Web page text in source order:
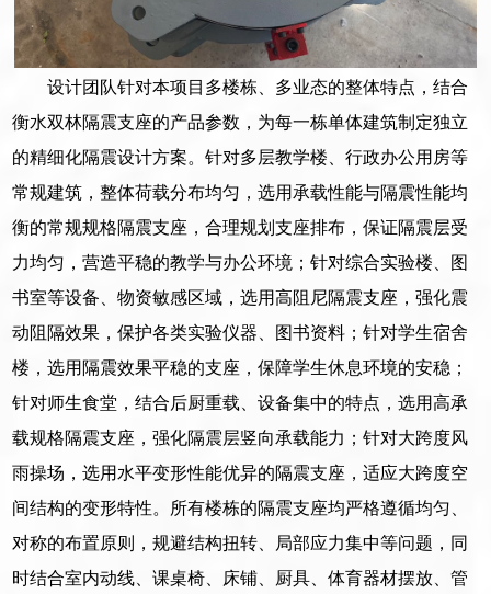
设计团队针对本项目多楼栋、多业态的整体特点，结合
衡水双林隔震支座的产品参数，为每一栋单体建筑制定独立
的精细化隔震设计方案。针对多层教学楼、行政办公用房等
常规建筑，整体荷载分布均匀，选用承载性能与隔震性能均
衡的常规规格隔震支座，合理规划支座排布，保证隔震层受
力均匀，营造平稳的教学与办公环境；针对综合实验楼、图
书室等设备、物资敏感区域，选用高阻尼隔震支座，强化震
动阻隔效果，保护各类实验仪器、图书资料；针对学生宿舍
楼，选用隔震效果平稳的支座，保障学生休息环境的安稳；
针对师生食堂，结合后厨重载、设备集中的特点，选用高承
载规格隔震支座，强化隔震层竖向承载能力；针对大跨度风
雨操场，选用水平变形性能优异的隔震支座，适应大跨度空
间结构的变形特性。所有楼栋的隔震支座均严格遵循均匀、
对称的布置原则，规避结构扭转、局部应力集中等问题，同
时结合室内动线、课桌椅、床铺、厨具、体育器材摆放、管